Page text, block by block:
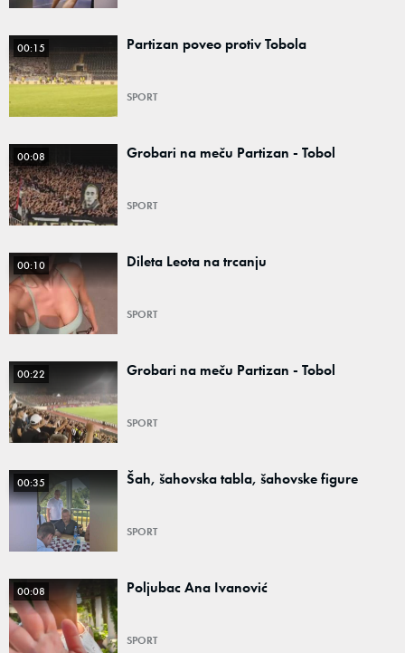
00:15 Partizan poveo protiv Tobola
SPORT
00:08 Grobari na meču Partizan - Tobol
SPORT
00:10 Dileta Leota na trcanju
SPORT
00:22 Grobari na meču Partizan - Tobol
SPORT
00:35 Šah, šahovska tabla, šahovske figure
SPORT
00:08 Poljubac Ana Ivanović
SPORT